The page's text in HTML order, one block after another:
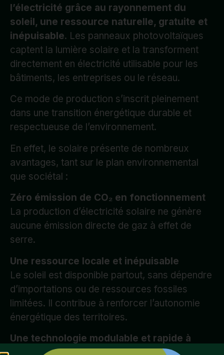
l’électricité grâce au rayonnement du
soleil, une ressource naturelle, gratuite et
inépuisable. Les panneaux photovoltaïques
captent la lumière solaire et la transforment
directement en électricité utilisable pour les
bâtiments, les entreprises ou le réseau.
Ce mode de production s’inscrit pleinement
dans une transition énergétique durable et
respectueuse de l’environnement.
En effet, le solaire présente de nombreux
avantages, tant sur le plan environnemental
que sociétal :
Zéro émission de CO₂ en fonctionnement
La production d’électricité solaire ne génère
aucune émission directe de gaz à effet de
serre.
Une ressource locale et inépuisable
Le soleil est disponible partout, sans dépendre
d’importations ou de ressources fossiles
limitées. Il contribue à renforcer l’autonomie
énergétique des territoires.
Une technologie modulable et rapide à
déployer